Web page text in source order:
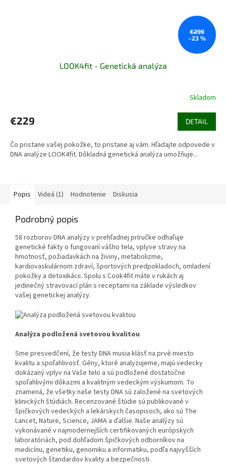
€299
–23 %
LOOK4fit - Genetická analýza
Skladom
€229 DETAIL
Čo pristane vašej pokožke, to pristane aj vám. Hľadajte odpovede v
DNA analýze LOOK4fit. Dôkladná genetická analýza umožňuje...
Popis Videá (1) Hodnotenie Diskusia
Podrobný popis
58 rozborov DNA analýzy v prehľadnej príručke odhaľuje
genetické fakty o fungovaní vášho tela, vplyve stravy na
hmotnosť, požiadavkách na živiny, metabolizme,
kardiovaskulárnom zdraví, športových predpokladoch, omladení
pokožky a detoxikácii. Spolu s Cook4fit máte v rukách aj
jedinečný stravovací plán s receptami na základe výsledkov
vašej genetickej analýzy.
Analýza podložená svetovou kvalitou
Sme presvedčení, že testy DNA musia klásť na prvé miesto
kvalitu a spoľahlivosť. Gény, ktoré analyzujeme, majú vedecky
dokázaný vplyv na Vaše telo a sú podložené dostatočne
spoľahlivými dôkazmi a kvalitným vedeckým výskumom. To
znamená, že všetky naše testy DNA sú založené na svetových
klinických štúdiách. Recenzované štúdie sú publikované v
špičkových vedeckých a lekárskych časopisoch, ako sú The
Lancet, Nature, Science, JAMA a ďalšie. Naše analýzy sú
vykonávané v najmodernejších certifikovaných európskych
laboratóriách, pod dohľadom špičkových odborníkov na
medicínu, genetiku, genomiku a informatiku, podľa najvyšších
svetových štandardov kvality a bezpečnosti.